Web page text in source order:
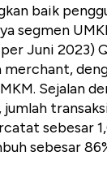
baik
segmen
Juni 2023)
Sejalan
sebesar
sebesar